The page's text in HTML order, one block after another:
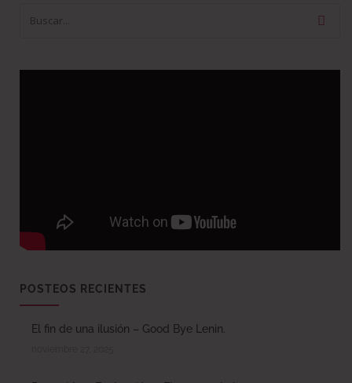
POSTEOS RECIENTES
El fin de una ilusión – Good Bye Lenin.